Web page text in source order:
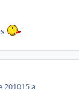
201015 a